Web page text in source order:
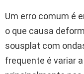
Um erro comum é
o que causa
sousplat com
frequente é variar